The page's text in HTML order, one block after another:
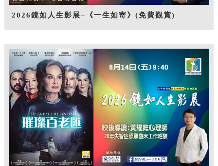
2026鏡如人生影展–《一生如寄》(免費觀賞)